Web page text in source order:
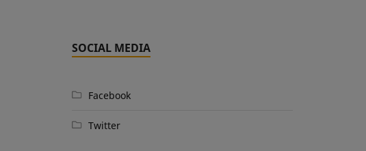
SOCIAL MEDIA
Facebook
Twitter